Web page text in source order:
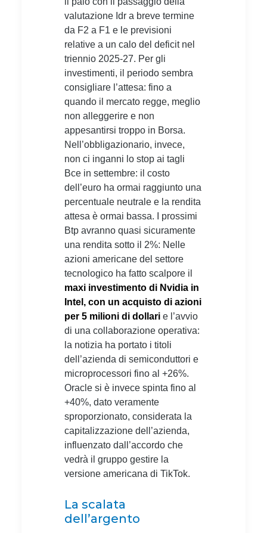
valutazione Idr a breve termine
da F2 a F1 e le previsioni
relative a un calo del deficit nel
triennio 2025-27. Per gli
investimenti, il periodo sembra
consigliare l’attesa: fino a
quando il mercato regge, meglio
non alleggerire e non
appesantirsi troppo in Borsa.
Nell’obbligazionario, invece,
non ci inganni lo stop ai tagli
Bce in settembre: il costo
dell’euro ha ormai raggiunto una
percentuale neutrale e la rendita
attesa è ormai bassa. I prossimi
Btp avranno quasi sicuramente
una rendita sotto il 2%: Nelle
azioni americane del settore
tecnologico ha fatto scalpore il
maxi investimento di Nvidia in
Intel, con un acquisto di azioni
per 5 milioni di dollari e l’avvio
di una collaborazione operativa:
la notizia ha portato i titoli
dell’azienda di semiconduttori e
microprocessori fino al +26%.
Oracle si è invece spinta fino al
+40%, dato veramente
sproporzionato, considerata la
capitalizzazione dell’azienda,
influenzato dall’accordo che
vedrà il gruppo gestire la
versione americana di TikTok.
La scalata
dell’argento